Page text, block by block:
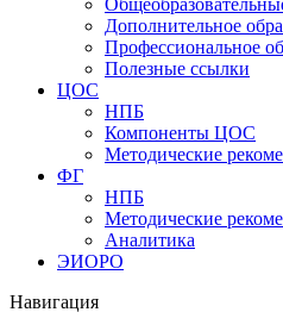
Дополнительное
Профессиональное
Полезные ссылки
ЦОС
НПБ
Компоненты ЦОС
Методические
ФГ
НПБ
Методические
Аналитика
ЭИОРО
Навигация